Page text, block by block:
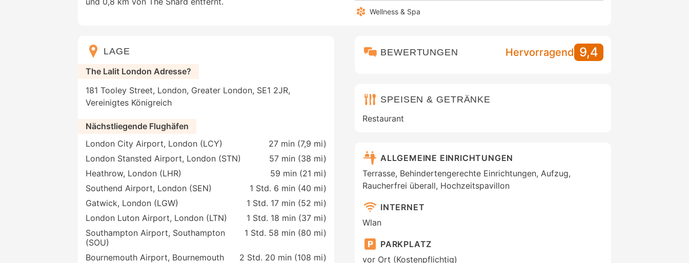
Wellness & Spa
LAGE
The Lalit London Adresse?
181 Tooley Street, London, Greater London, SE1 2JR,
Vereinigtes Königreich
Nächstliegende Flughäfen
London City Airport, London (LCY)
27 min (7,9 mi)
London Stansted Airport, London (STN)
57 min (38 mi)
Heathrow, London (LHR)
59 min (21 mi)
Southend Airport, London (SEN)
1 Std. 6 min (40 mi)
Gatwick, London (LGW)
1 Std. 17 min (52 mi)
London Luton Airport, London (LTN)
1 Std. 18 min (37 mi)
Southampton Airport, Southampton
(SOU)
1 Std. 58 min (80 mi)
Bournemouth Airport, Bournemouth
2 Std. 20 min (108 mi)
BEWERTUNGEN Hervorragend 9,4
SPEISEN & GETRÄNKE
Restaurant
ALLGEMEINE EINRICHTUNGEN
Terrasse, Behindertengerechte Einrichtungen, Aufzug,
Raucherfrei überall, Hochzeitspavillon
INTERNET
Wlan
PARKPLATZ
vor Ort (Kostenpflichtig)